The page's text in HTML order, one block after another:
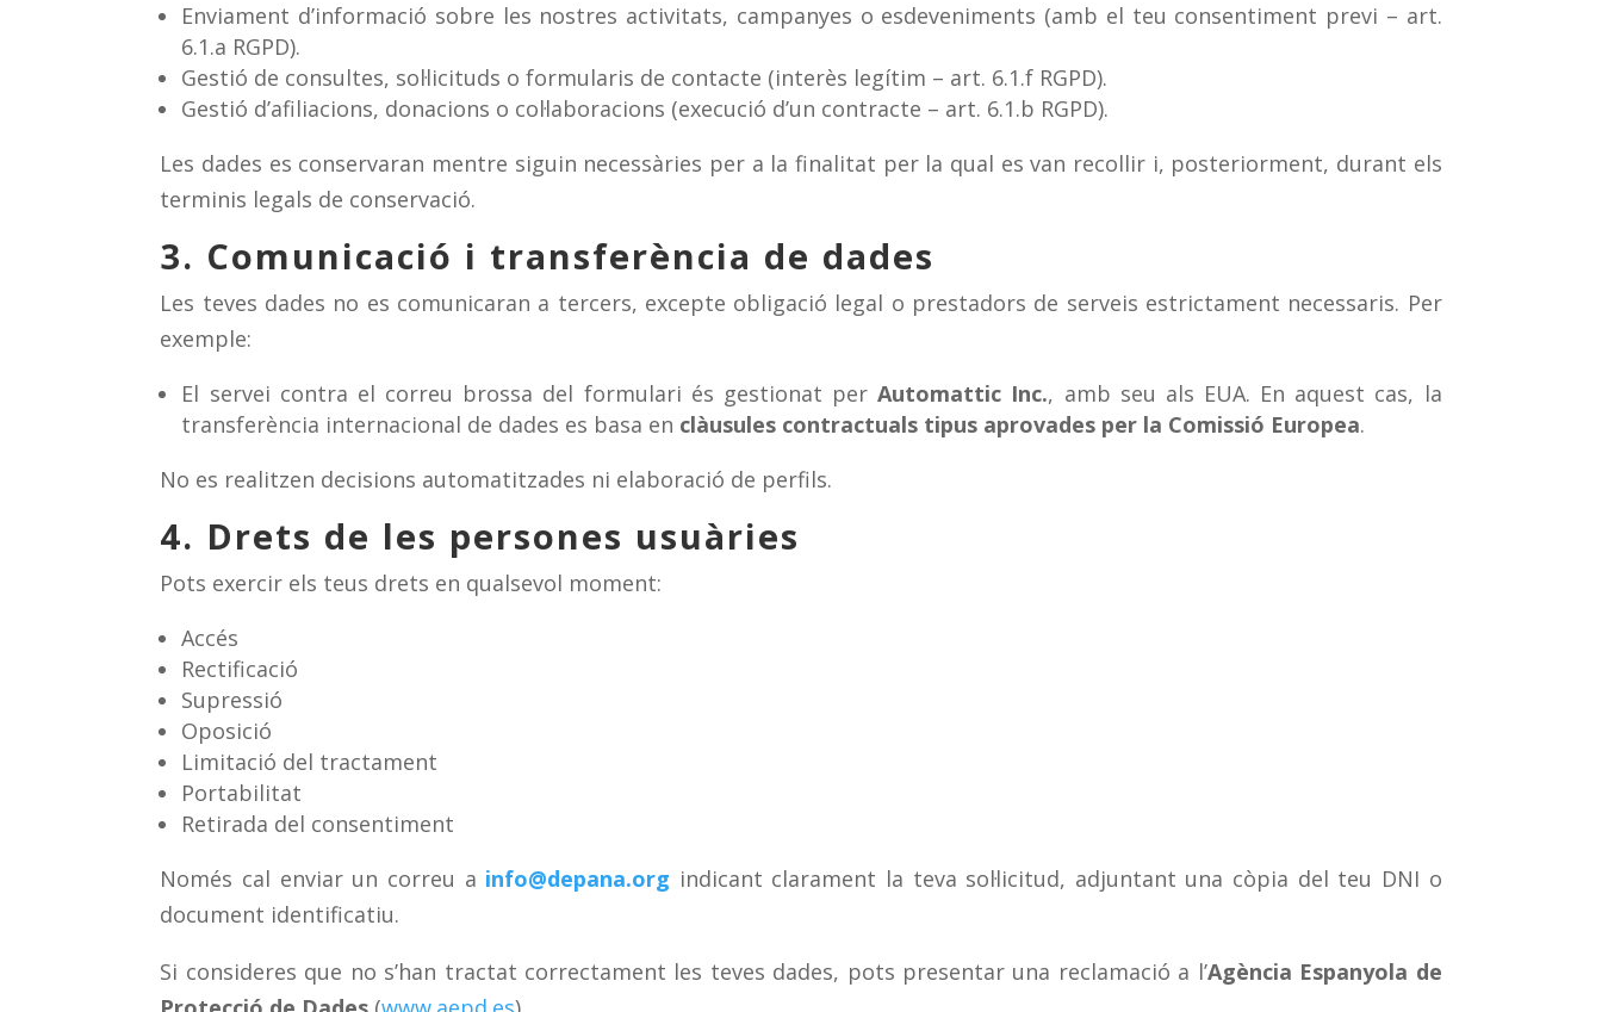
Enviament d’informació sobre les nostres activitats, campanyes o esdeveniments (amb el teu consentiment previ – art.
6.1.a RGPD).
Gestió de consultes, sol·licituds o formularis de contacte (interès legítim – art. 6.1.f RGPD).
Gestió d’afiliacions, donacions o col·laboracions (execució d’un contracte – art. 6.1.b RGPD).
Les dades es conservaran mentre siguin necessàries per a la finalitat per la qual es van recollir i, posteriorment, durant els
terminis legals de conservació.
3. Comunicació i transferència de dades
Les teves dades no es comunicaran a tercers, excepte obligació legal o prestadors de serveis estrictament necessaris. Per
exemple:
El servei contra el correu brossa del formulari és gestionat perAutomattic Inc., amb seu als EUA. En aquest cas, la
transferència internacional de dades es basa en clàusules contractuals tipus aprovades per la Comissió Europea.
No es realitzen decisions automatitzades ni elaboració de perfils.
4. Drets de les persones usuàries
Pots exercir els teus drets en qualsevol moment:
Accés
Rectificació
Supressió
Oposició
Limitació del tractament
Portabilitat
Retirada del consentiment
Només cal enviar un correu a info@depana.org indicant clarament la teva sol·licitud, adjuntant una còpia del teu DNI o
document identificatiu.
Si consideres que no s’han tractat correctament les teves dades, pots presentar una reclamació a l’Agència Espanyola de